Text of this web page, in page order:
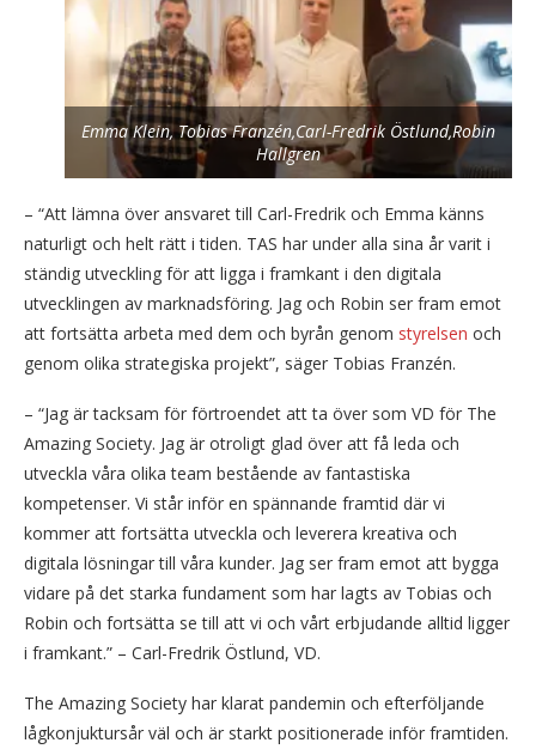
Emma Klein, Tobias Franzén,Carl-Fredrik Östlund,Robin
Hallgren
– “Att lämna över ansvaret till Carl-Fredrik och Emma känns
naturligt och helt rätt i tiden. TAS har under alla sina år varit i
ständig utveckling för att ligga i framkant i den digitala
utvecklingen av marknadsföring. Jag och Robin ser fram emot
att fortsätta arbeta med dem och byrån genom styrelsen och
genom olika strategiska projekt”, säger Tobias Franzén.
– “Jag är tacksam för förtroendet att ta över som VD för The
Amazing Society. Jag är otroligt glad över att få leda och
utveckla våra olika team bestående av fantastiska
kompetenser. Vi står inför en spännande framtid där vi
kommer att fortsätta utveckla och leverera kreativa och
digitala lösningar till våra kunder. Jag ser fram emot att bygga
vidare på det starka fundament som har lagts av Tobias och
Robin och fortsätta se till att vi och vårt erbjudande alltid ligger
i framkant.” – Carl-Fredrik Östlund, VD.
The Amazing Society har klarat pandemin och efterföljande
lågkonjuktursår väl och är starkt positionerade inför framtiden.